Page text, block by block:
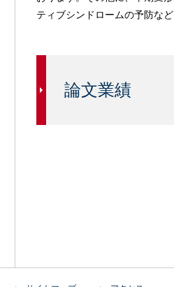
ティブシンドロームの予防な
論文業績